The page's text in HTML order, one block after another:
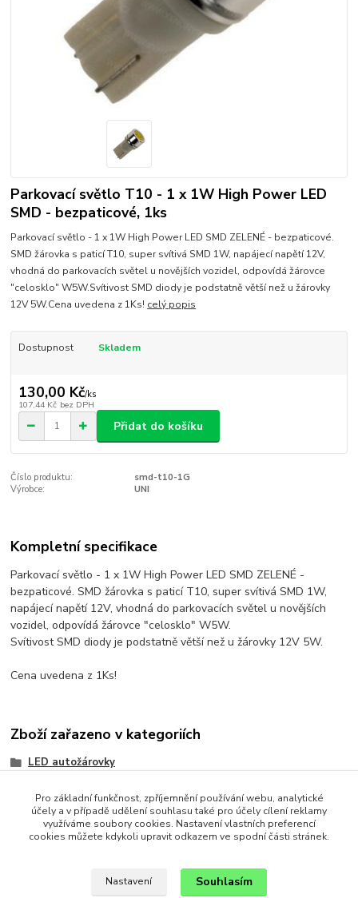
Parkovací světlo T10 - 1 x 1W High Power LED
SMD - bezpaticové, 1ks
Parkovací světlo - 1 x 1W High Power LED SMD ZELENÉ - bezpaticové.
SMD žárovka s paticí T10, super svítivá SMD 1W, napájecí napětí 12V,
vhodná do parkovacích světel u novějších vozidel, odpovídá žárovce
"celosklo" W5W.Svítivost SMD diody je podstatně větší než u žárovky
12V 5W.Cena uvedena z 1Ks! celý popis
Dostupnost Skladem
130,00 Kč/ks
107,44 Kč bez DPH
Přidat do košíku
Číslo produktu:
smd-t10-1G
Výrobce:
UNI
Kompletní specifikace
Parkovací světlo - 1 x 1W High Power LED SMD ZELENÉ -
bezpaticové. SMD žárovka s paticí T10, super svítivá SMD 1W,
napájecí napětí 12V, vhodná do parkovacích světel u novějších
vozidel, odpovídá žárovce "celosklo" W5W.
Svítivost SMD diody je podstatně větší než u žárovky 12V 5W.
Cena uvedena z 1Ks!
Zboží zařazeno v kategoriích
LED autožárovky
Patice T10 (W5W)
Patice T10 (W5W) - LED SMD
Pro základní funkčnost, zpříjemnění používání webu, analytické
účely a v případě udělení souhlasu také pro účely cílení reklamy
využíváme soubory cookies. Nastavení vlastních preferencí
cookies můžete kdykoli upravit odkazem ve spodní části stránek.
Nastavení Souhlasím